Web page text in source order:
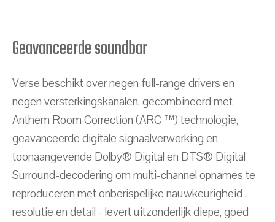
Geavanceerde soundbar
Verse beschikt over negen full-range drivers en
negen versterkingskanalen, gecombineerd met
Anthem Room Correction (ARC ™) technologie,
geavanceerde digitale signaalverwerking en
toonaangevende Dolby® Digital en DTS® Digital
Surround-decodering om multi-channel opnames te
reproduceren met onberispelijke nauwkeurigheid ,
resolutie en detail - levert uitzonderlijk diepe, goed